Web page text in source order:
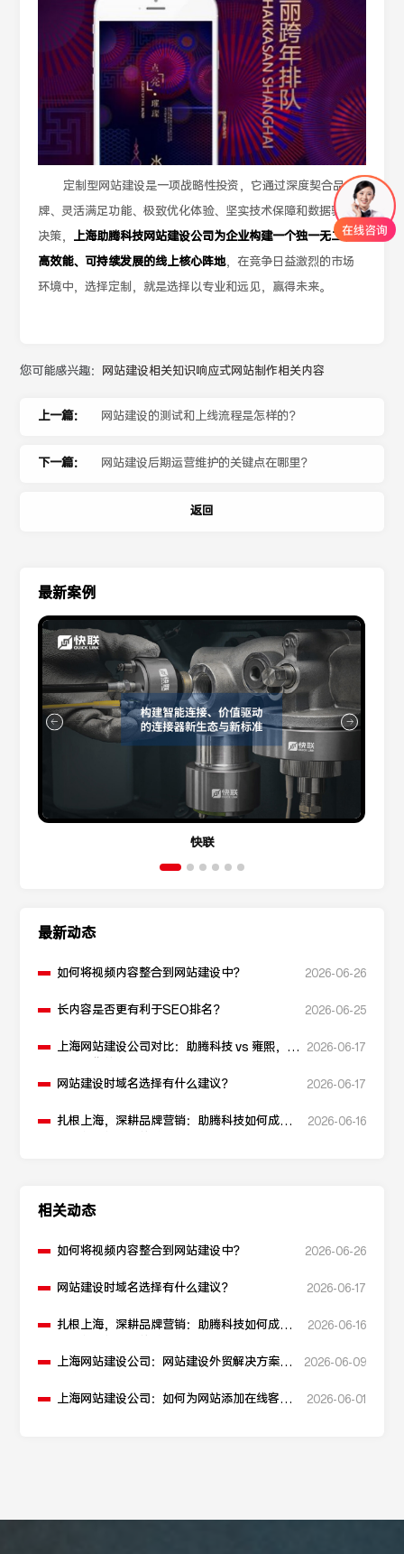
定制型网站建设是一项战略性投资，它通过深度契合品
牌、灵活满足功能、极致优化体验、坚实技术保障和数据驱动
决策， 上海助腾科技网站建设公司为企业构建一个独一无二、
高效能、可持续发展的线上核心阵地，在竞争日益激烈的市场
环境中，选择定制，就是选择以专业和远见，赢得未来。
您可能感兴趣： 网站建设相关知识响应式网站制作相关内容
上一篇： 网站建设的测试和上线流程是怎样的？
下一篇： 网站建设后期运营维护的关键点在哪里？
返回
最新案例
快联
最新动态
如何将视频内容整合到网站建设中？ 2026-06-26
长内容是否更有利于SEO排名？ 2026-06-25
上海网站建设公司对比：助腾科技 vs 雍熙，如
2026-06-17
网站建设时域名选择有什么建议？ 2026-06-17
扎根上海，深耕品牌营销：助腾科技如何成为
2026-06-16
相关动态
如何将视频内容整合到网站建设中？ 2026-06-26
网站建设时域名选择有什么建议？ 2026-06-17
扎根上海，深耕品牌营销：助腾科技如何成为
2026-06-16
上海网站建设公司：网站建设外贸解决方案如
2026-06-09
上海网站建设公司：如何为网站添加在线客服
2026-06-01